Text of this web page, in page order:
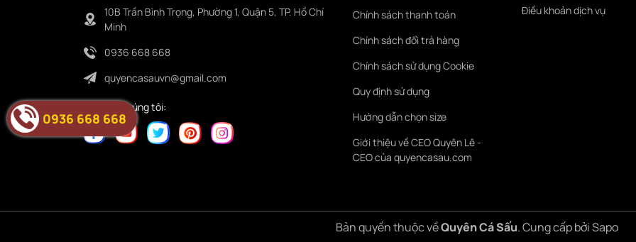
10B Trần Bình Trọng, Phường 1, Quận 5, TP. Hồ Chí
Minh
0936 668 668
quyencasauvn@gmail.com
Folower chúng tôi:
Chính sách thanh toán
Chính sách đổi trả hàng
Chính sách sử dụng Cookie
Quy định sử dụng
Hướng dẫn chọn size
Giới thiệu về CEO Quyên Lê -
CEO của quyencasau.com
Điều khoản dịch vụ
Bản quyền thuộc vềQuyên Cá Sấu.Cung cấp bởiSapo
0936 668 668